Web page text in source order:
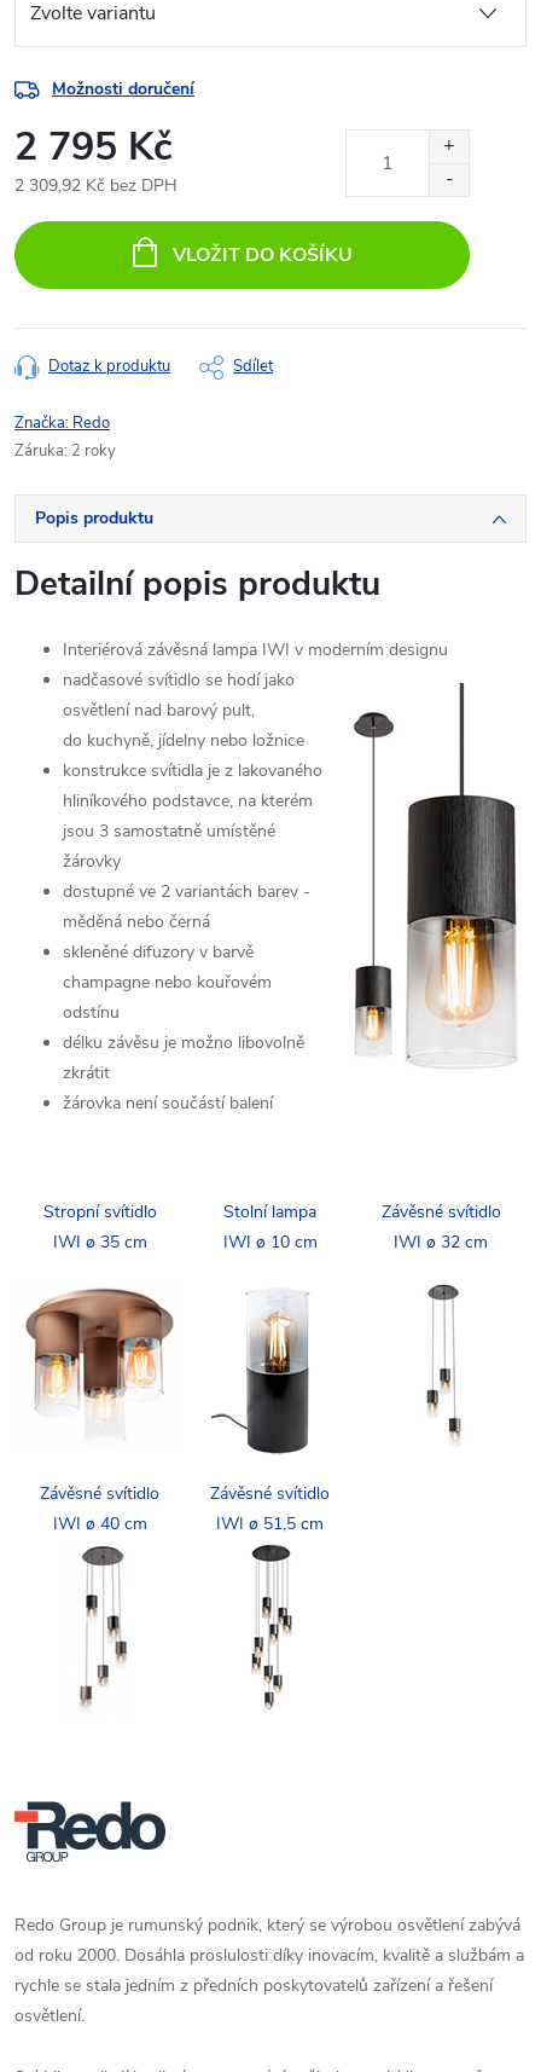
Možnosti doručení
2 795 Kč
2 309,92 Kč bez DPH
cena:
VLOŽIT DO KOŠÍKU
Dotaz k produktu Sdílet
Značka: Redo
Záruka: 2 roky
Popis produktu
Detailní popis produktu
Interiérová závěsná lampa IWI v moderním designu
nadčasové svítidlo se hodí jako
osvětlení nad barový pult,
do kuchyně, jídelny nebo ložnice
konstrukce svítidla je z lakovaného
hliníkového podstavce, na kterém
jsou 3 samostatně umístěné
žárovky
dostupné ve 2 variantách barev -
měděná nebo černá
skleněné difuzory v barvě
champagne nebo kouřovém
odstínu
délku závěsu je možno libovolně
zkrátit
žárovka není součástí balení
Stropní svítidlo
IWI ø 35 cm
Stolní lampa
IWI ø 10 cm
Závěsné svítidlo
IWI ø 32 cm
Závěsné svítidlo
IWI ø 40 cm
Závěsné svítidlo
IWI ø 51,5 cm
Redo Group je rumunský podnik, který se výrobou osvětlení zabývá
od roku 2000. Dosáhla proslulosti díky inovacím, kvalitě a službám a
rychle se stala jedním z předních poskytovatelů zařízení a řešení
osvětlení.